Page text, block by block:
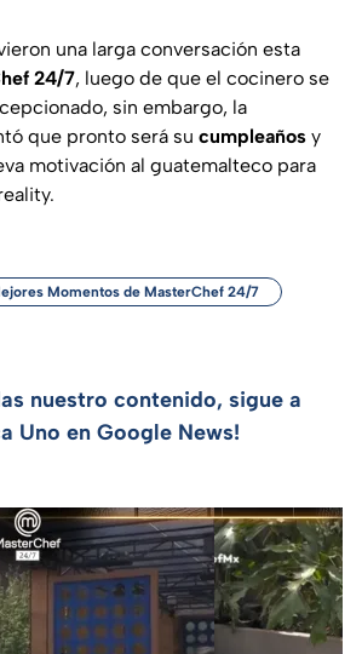
una larga conversación esta
24/7, luego de que el cocinero se
sin embargo, la
que pronto será su cumpleaños y
motivación al guatemalteco para
Momentos de MasterChef 24/7
nuestro contenido, sigue a
Uno en Google News!